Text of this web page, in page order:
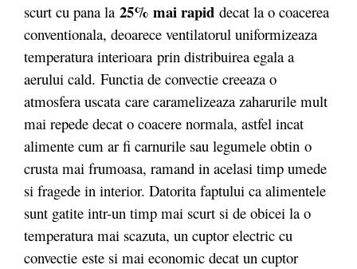
scurt cu pana la 25% mai rapid decat la o coacerea
conventionala, deoarece ventilatorul uniformizeaza
temperatura interioara prin distribuirea egala a
aerului cald. Functia de convectie creeaza o
atmosfera uscata care caramelizeaza zaharurile mult
mai repede decat o coacere normala, astfel incat
alimente cum ar fi carnurile sau legumele obtin o
crusta mai frumoasa, ramand in acelasi timp umede
si fragede in interior. Datorita faptului ca alimentele
sunt gatite intr-un timp mai scurt si de obicei la o
temperatura mai scazuta, un cuptor electric cu
convectie este si mai economic decat un cuptor